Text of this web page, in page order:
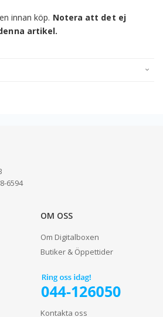
innan köp. Notera att det ej
artikel.
6594
OM OSS
Om Digitalboxen
Butiker & Öppettider
Kontakta oss